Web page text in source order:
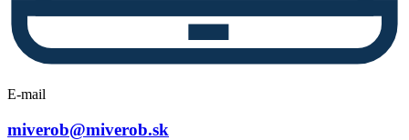
E-mail
miverob@miverob.sk